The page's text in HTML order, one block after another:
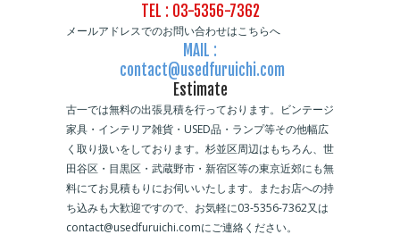
TEL : 03-5356-7362
メールアドレスでのお問い合わせはこちらへ
MAIL :
contact@usedfuruichi.com
Estimate
古一では無料の出張見積を行っております。ビンテージ
家具・インテリア雑貨・USED品・ランプ等その他幅広
く取り扱いをしております。杉並区周辺はもちろん、世
田谷区・目黒区・武蔵野市・新宿区等の東京近郊にも無
料にてお見積もりにお伺いいたします。またお店への持
ち込みも大歓迎ですので、お気軽に03-5356-7362又は
contact@usedfuruichi.comにご連絡ください。